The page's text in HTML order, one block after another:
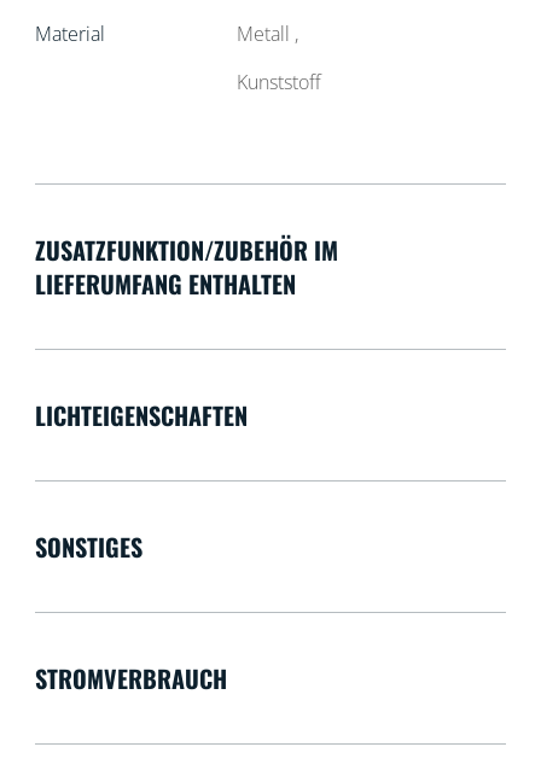
Material
Metall
Kunststoff
ZUSATZFUNKTION/ZUBEHÖR IM
LIEFERUMFANG ENTHALTEN
LICHTEIGENSCHAFTEN
SONSTIGES
STROMVERBRAUCH